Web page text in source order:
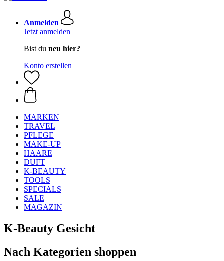
Anmelden
Jetzt anmelden
Bist du neu hier?
Konto erstellen
MARKEN
TRAVEL
PFLEGE
MAKE-UP
HAARE
DUFT
K-BEAUTY
TOOLS
SPECIALS
SALE
MAGAZIN
K-Beauty Gesicht
Nach Kategorien shoppen